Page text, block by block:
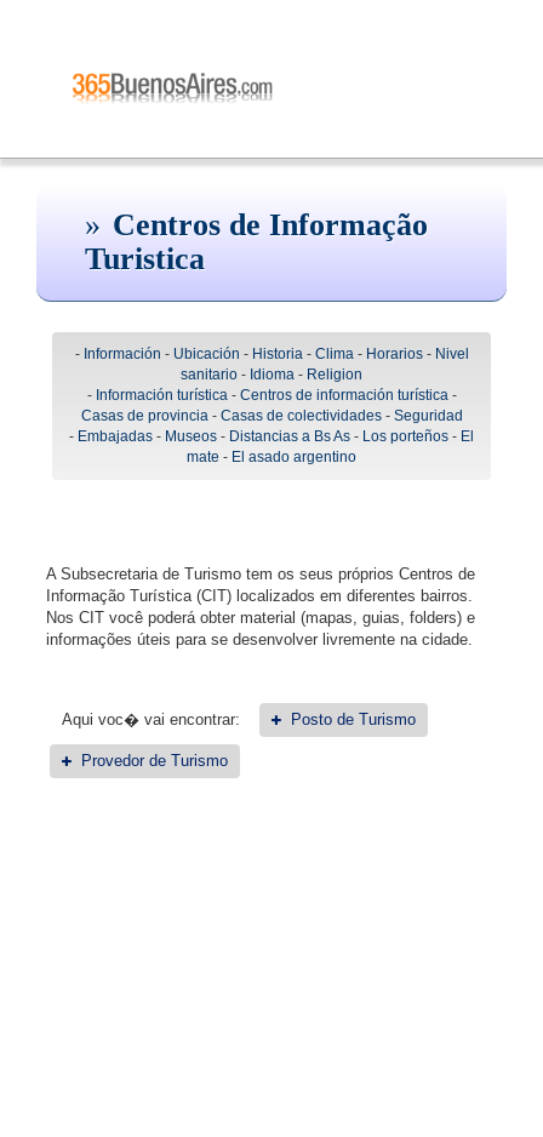
Centros de Informação
Turistica
- Información - Ubicación - Historia- Clima- Horarios- Nivel
sanitario - Idioma - Religion
- Información turística- Centros de información turística-
Casas de provincia- Casas de colectividades- Seguridad
- Embajadas - Museos - Distancias a Bs As - Los porteños - El
mate - El asado argentino
A Subsecretaria de Turismo tem os seus próprios Centros de
Informação Turística (CIT) localizados em diferentes bairros.
Nos CIT você poderá obter material (mapas, guias, folders) e
informações úteis para se desenvolver livremente na cidade.
Aqui voc� vai encontrar: Posto de Turismo
Provedor de Turismo